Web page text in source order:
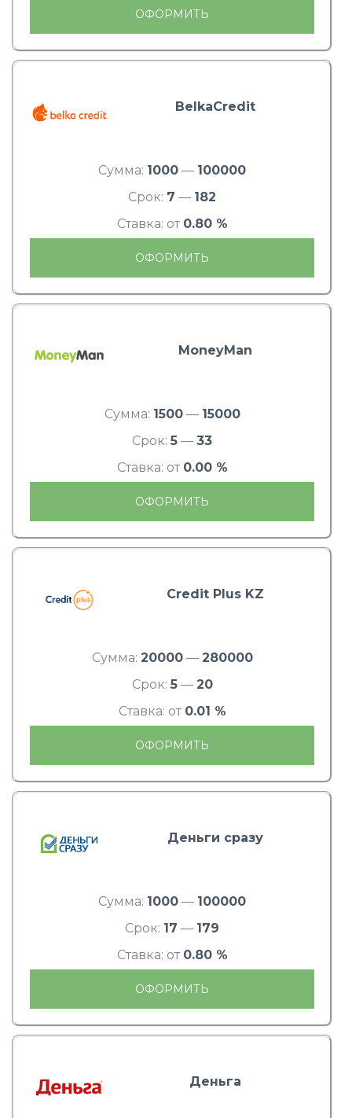
ОФОРМИТЬ
BelkaCredit
Сумма: 1000 — 100000
Срок: 7 — 182
Ставка: от 0.80 %
ОФОРМИТЬ
MoneyMan
Сумма: 1500— 15000
Срок: 5 — 33
Ставка: от 0.00 %
ОФОРМИТЬ
Credit Plus KZ
Сумма: 20000— 280000
Срок: 5— 20
Ставка: от 0.01 %
ОФОРМИТЬ
Деньги сразу
Сумма: 1000 — 100000
Срок: 17 — 179
Ставка: от 0.80 %
ОФОРМИТЬ
Деньга